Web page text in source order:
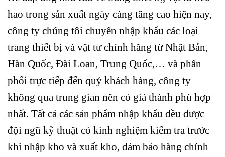
hao trong sản xuất ngày càng tăng cao hiện nay,
công ty chúng tôi chuyên nhập khẩu các loại
trang thiết bị và vật tư chính hãng từ Nhật Bản,
Hàn Quốc, Đài Loan, Trung Quốc,… và phân
phối trực tiếp đến quý khách hàng, công ty
không qua trung gian nên có giá thành phù hợp
nhất. Tất cả các sản phẩm nhập khẩu đều được
đội ngũ kỹ thuật có kinh nghiệm kiểm tra trước
khi nhập kho và xuất kho, đảm bảo hàng chính